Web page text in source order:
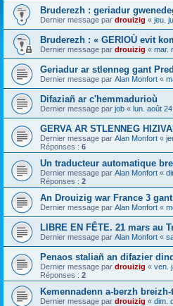
Bruderezh : geriadur
Dernier message par drouizig « jeu.
Bruderezh : « GERIOÙ evit
Dernier message par drouizig « mar.
Geriadur ar stlenneg gant
Dernier message par Alan Monfort «
Difaziañ ar c'hemmadurioù
Dernier message par job « lun. août
GERVA AR STLENNEG
Dernier message par Alan Monfort «
Réponses : 6
Un traducteur automatique
Dernier message par Alan Monfort «
Réponses : 2
An Drouizig war France 3
Dernier message par Alan Monfort «
LIBRE EN FÊTE. 21 mars au
Dernier message par Alan Monfort «
Penaos staliañ an difazier
Dernier message par drouizig « ven.
Réponses : 2
Kemennadenn a-berzh
Dernier message par drouizig « dim.